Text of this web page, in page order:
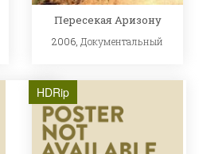
Пересекая Аризону
2006, Документальный
HDRip